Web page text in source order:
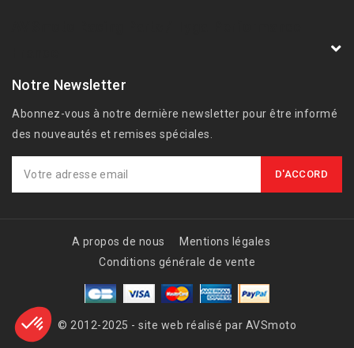
Notre Newsletter
Abonnez-vous à notre dernière newsletter pour être informé
des nouveautés et remises spéciales.
A propos de nous
Mentions légales
Conditions générale de vente
© 2012-2025 - site web réalisé par AVSmoto